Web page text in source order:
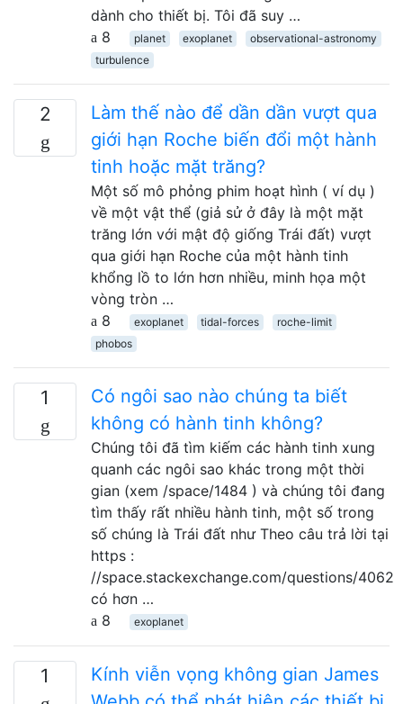
dành cho thiết bị. Tôi đã suy …
8
planet exoplanet
observational-astronomy
turbulence
2
Làm thế nào để dần dần vượt qua
giới hạn Roche biến đổi một hành
tinh hoặc mặt trăng?
Một số mô phỏng phim hoạt hình ( ví dụ )
về một vật thể (giả sử ở đây là một mặt
trăng lớn với mật độ giống Trái đất) vượt
qua giới hạn Roche của một hành tinh
khổng lồ to lớn hơn nhiều, minh họa một
vòng tròn …
8
exoplanet tidal-forces
roche-limit
phobos
1
Có ngôi sao nào chúng ta biết
không có hành tinh không?
Chúng tôi đã tìm kiếm các hành tinh xung
quanh các ngôi sao khác trong một thời
gian (xem /space/1484 ) và chúng tôi đang
tìm thấy rất nhiều hành tinh, một số trong
số chúng là Trái đất như Theo câu trả lời tại
https :
//space.stackexchange.com/questions/4062
có hơn …
8
exoplanet
1
Kính viễn vọng không gian James